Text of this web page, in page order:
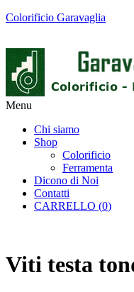
Colorificio Garavaglia
Menu
Chi siamo
Shop
Colorificio
Ferramenta
Dicono di Noi
Contatti
CARRELLO (0)
Viti testa